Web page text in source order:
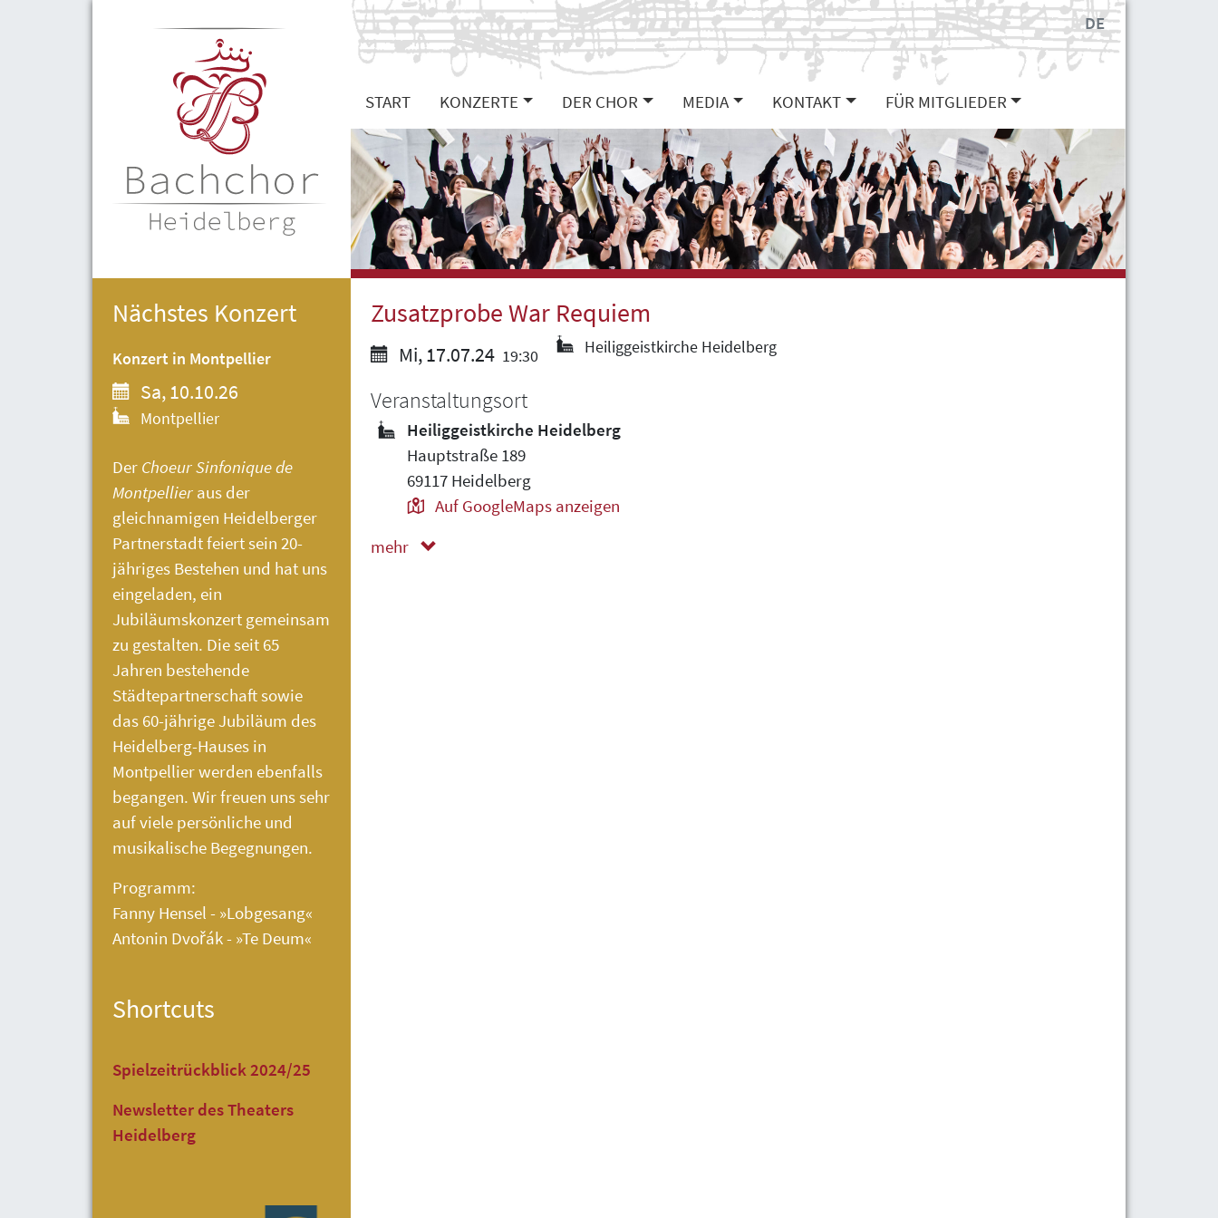
START KONZERTE DER CHOR MEDIA KONTAKT FÜR MITGLIEDER
DE
Zusatzprobe War Requiem
Mi, 17.07.24 19:30 Heiliggeistkirche Heidelberg
Veranstaltungsort
Heiliggeistkirche Heidelberg
Hauptstraße 189
69117 Heidelberg
Auf GoogleMaps anzeigen
mehr
Nächstes Konzert
Konzert in Montpellier
Sa, 10.10.26
Montpellier
Der Choeur Sinfonique de
Montpellier aus der
gleichnamigen Heidelberger
Partnerstadt feiert sein 20-
jähriges Bestehen und hat uns
eingeladen, ein
Jubiläumskonzert gemeinsam
zu gestalten. Die seit 65
Jahren bestehende
Städtepartnerschaft sowie
das 60-jährige Jubiläum des
Heidelberg-Hauses in
Montpellier werden ebenfalls
begangen. Wir freuen uns sehr
auf viele persönliche und
musikalische Begegnungen.
Programm:
Fanny Hensel - »Lobgesang«
Antonin Dvořák - »Te Deum«
Shortcuts
Spielzeitrückblick 2024/25
Newsletter des Theaters
Heidelberg